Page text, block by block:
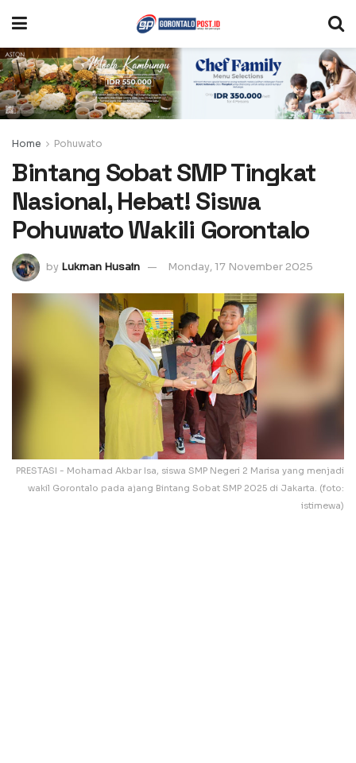
Home Pohuwato
Bintang Sobat SMP Tingkat
Nasional, Hebat! Siswa
Pohuwato Wakili Gorontalo
by Lukman Husain Monday, 17 November 2025
PRESTASI - Mohamad Akbar Isa, siswa SMP Negeri 2 Marisa yang menjadi
wakil Gorontalo pada ajang Bintang Sobat SMP 2025 di Jakarta. (foto:
istimewa)